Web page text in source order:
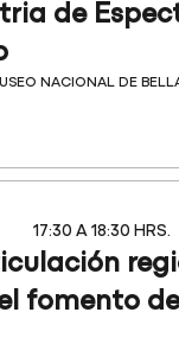
de
NACIONAL DE
17:30 A 18:30 HRS.
fomento